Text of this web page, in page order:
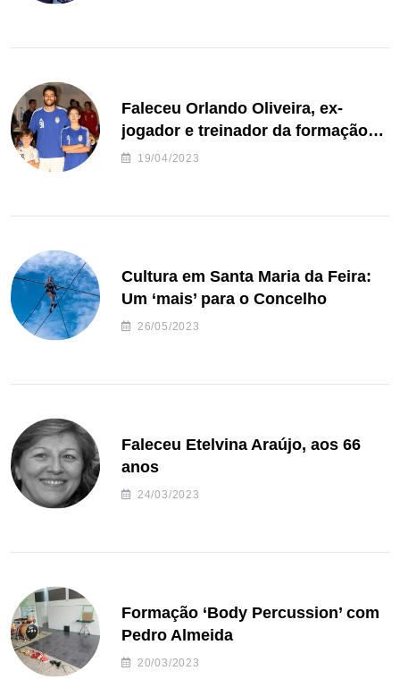
Faleceu Orlando Oliveira, ex-
jogador e treinador da formação
de andebol do Feirense
19/04/2023
Cultura em Santa Maria da Feira:
Um ‘mais’ para o Concelho
26/05/2023
Faleceu Etelvina Araújo, aos 66
anos
24/03/2023
Formação ‘Body Percussion’ com
Pedro Almeida
20/03/2023